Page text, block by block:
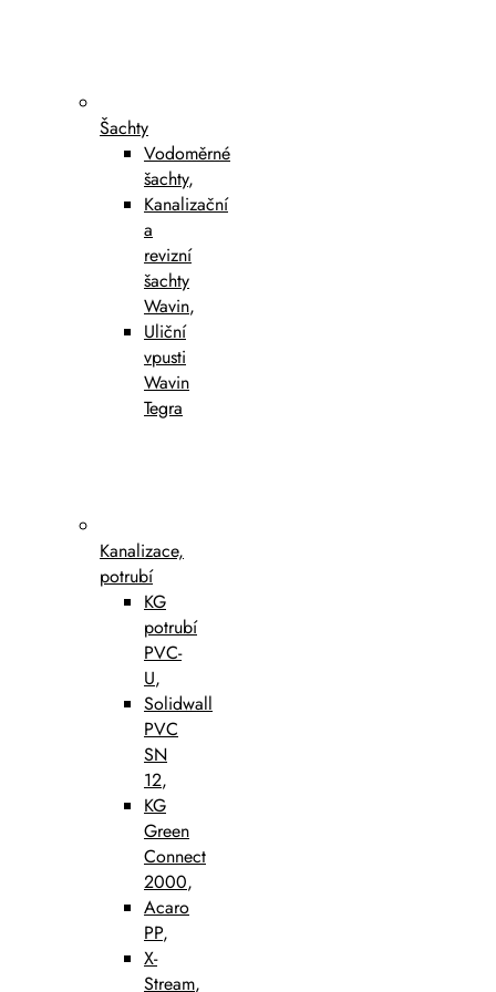
Šachty
Vodoměrné
šachty,
Kanalizační
a
revizní
šachty
Wavin,
Uliční
vpusti
Wavin
Tegra
Kanalizace,
potrubí
KG
potrubí
PVC-
U,
Solidwall
PVC
SN
12,
KG
Green
Connect
2000,
Acaro
PP,
X-
Stream,